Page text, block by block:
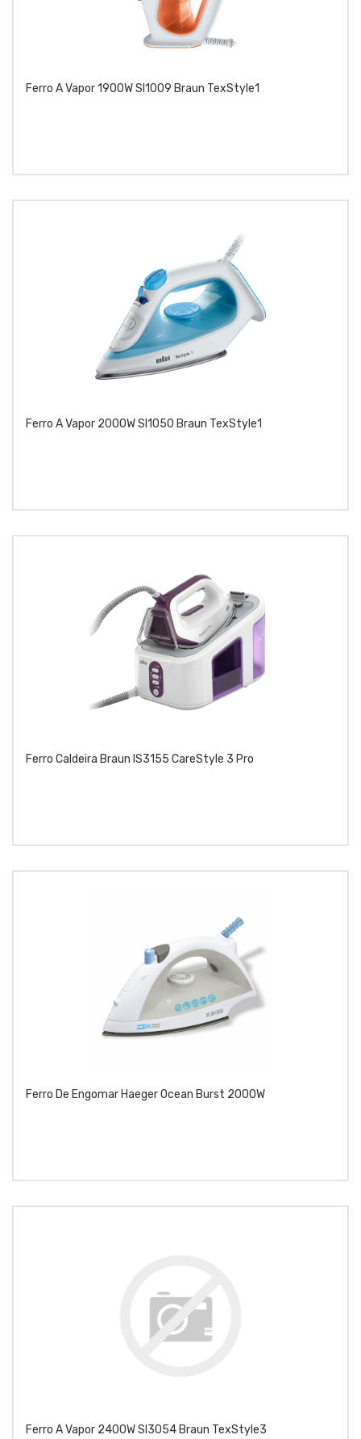
Ferro A Vapor 1900W SI1009 Braun TexStyle1
Ferro A Vapor 2000W SI1050 Braun TexStyle1
Ferro Caldeira Braun IS3155 CareStyle 3 Pro
Ferro De Engomar Haeger Ocean Burst 2000W
Ferro A Vapor 2400W SI3054 Braun TexStyle3